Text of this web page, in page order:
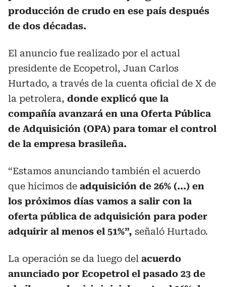
producción de crudo en ese país después
de dos décadas.
El anuncio fue realizado por el actual
presidente de Ecopetrol, Juan Carlos
Hurtado, a través de la cuenta oficial de X de
la petrolera, donde explicó que la
compañía avanzará en una Oferta Pública
de Adquisición (OPA) para tomar el control
de la empresa brasileña.
“Estamos anunciando también el acuerdo
que hicimos de adquisición de 26% (...) en
los próximos días vamos a salir con la
oferta pública de adquisición para poder
adquirir al menos el 51%”, señaló Hurtado.
La operación se da luego del acuerdo
anunciado por Ecopetrol el pasado 23 de